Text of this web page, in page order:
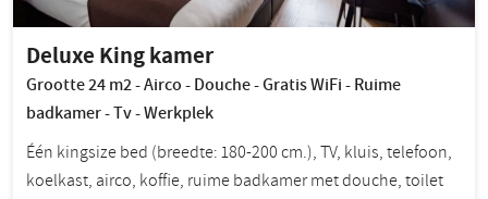
Deluxe King kamer
Grootte 24 m2 - Airco - Douche - Gratis WiFi - Ruime
badkamer - Tv - Werkplek
Één kingsize bed (breedte: 180-200 cm.), TV, kluis, telefoon,
koelkast, airco, koffie, ruime badkamer met douche, toilet